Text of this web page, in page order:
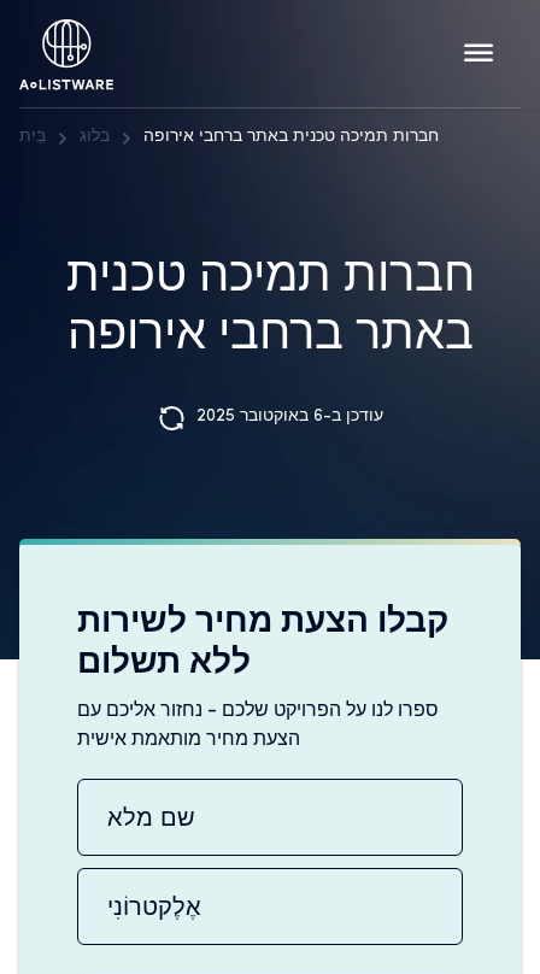
בַּיִת בלוג חברות תמיכה טכנית באתר ברחבי אירופה
חברות תמיכה טכנית
באתר ברחבי אירופה
עודכן ב-6 באוקטובר 2025
קבלו הצעת מחיר לשירות
ללא תשלום
ספרו לנו על הפרויקט שלכם - נחזור אליכם עם
הצעת מחיר מותאמת אישית